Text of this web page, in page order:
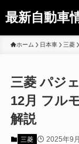
最新自動車
ホーム 日本車 三菱
三菱 パジ
12月 フル
解説
三菱 2025年9